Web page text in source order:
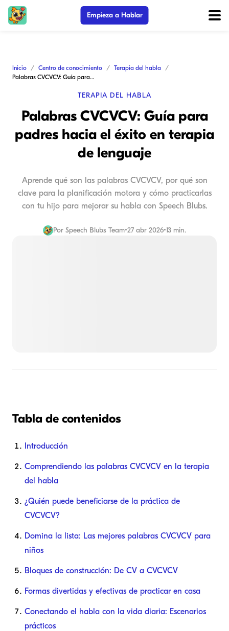
Empieza a Hablar
Inicio Centro de conocimiento
Terapia del habla
Palabras CVCVCV: Guía para padres hacia el éxito en terapia de lenguaje
TERAPIA DEL HABLA
Palabras CVCVCV: Guía para
padres hacia el éxito en terapia
de lenguaje
Aprende qué son las palabras CVCVCV, por qué son
clave para la planificación motora y cómo practicarlas
con tu hijo para mejorar su habla con Speech Blubs.
Por Speech Blubs Team•27 abr 2026•13 min.
Tabla de contenidos
Introducción
Comprendiendo las palabras CVCVCV en la terapia
del habla
¿Quién puede beneficiarse de la práctica de
CVCVCV?
Domina la lista: Las mejores palabras CVCVCV para
niños
Bloques de construcción: De CV a CVCVCV
Formas divertidas y efectivas de practicar en casa
Conectando el habla con la vida diaria: Escenarios
prácticos